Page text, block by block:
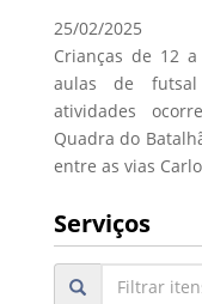
25/02/2025
Crianças de 12
aulas de futsal
atividades
Quadra do
entre as vias
Serviços